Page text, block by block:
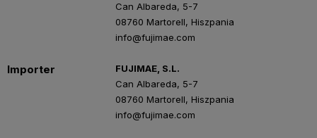
Can Albareda, 5-7
08760 Martorell, Hiszpania
info@fujimae.com
Importer
FUJIMAE, S.L.
Can Albareda, 5-7
08760 Martorell, Hiszpania
info@fujimae.com